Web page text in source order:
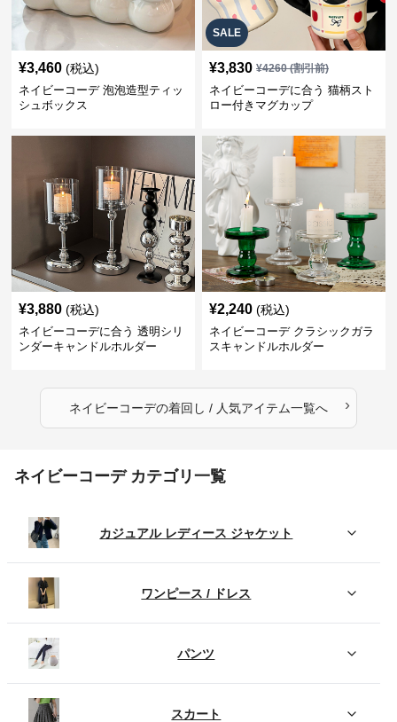
¥3,460 (税込)
ネイビーコーデ 泡泡造型ティッ
シュボックス
SALE
¥3,830 ¥4260(割引前)
ネイビーコーデに合う 猫柄スト
ロー付きマグカップ
¥3,880 (税込)
ネイビーコーデに合う 透明シリ
ンダーキャンドルホルダー
¥2,240 (税込)
ネイビーコーデ クラシックガラ
スキャンドルホルダー
ネイビーコーデの着回し / 人気アイテム一覧へ ›
ネイビーコーデ カテゴリ一覧
カジュアル レディース ジャケット
ワンピース / ドレス
パンツ
スカート